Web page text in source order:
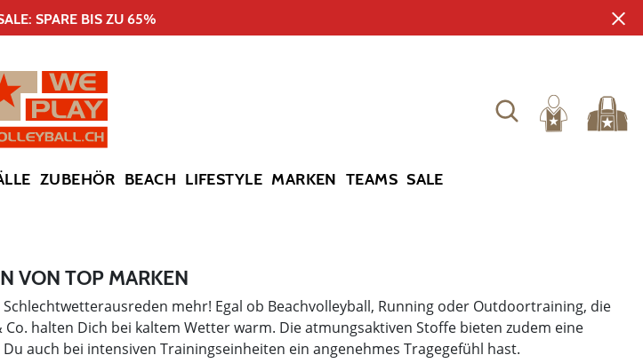
SPARE BIS ZU 65%
ZUBEHÖR BEACH LIFESTYLE MARKEN TEAMS SALE
VON TOP MARKEN
mehr! Egal ob Beachvolleyball, Running oder Outdoortraining, die
Co. halten Dich bei kaltem Wetter warm. Die atmungsaktiven Stoffe bieten zudem eine
auch bei intensiven Trainingseinheiten ein angenehmes Tragegefühl hast.